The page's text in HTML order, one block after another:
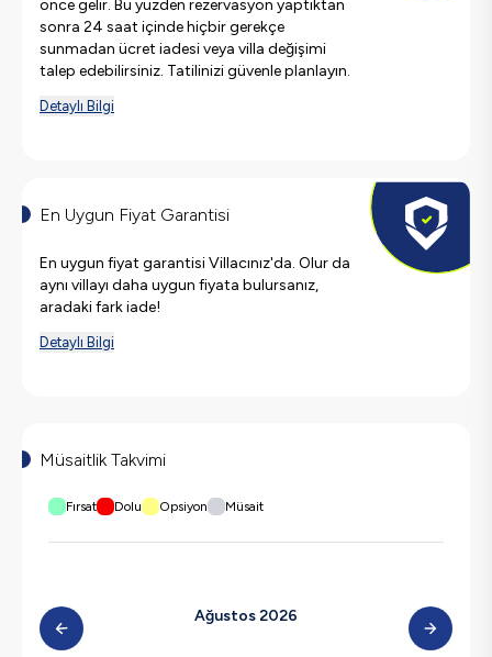
önce gelir. Bu yüzden rezervasyon yaptıktan
sonra 24 saat içinde hiçbir gerekçe
sunmadan ücret iadesi veya villa değişimi
talep edebilirsiniz. Tatilinizi güvenle planlayın.
Detaylı Bilgi
En Uygun Fiyat Garantisi
En uygun fiyat garantisi Villacınız'da. Olur da
aynı villayı daha uygun fiyata bulursanız,
aradaki fark iade!
Detaylı Bilgi
Müsaitlik Takvimi
Fırsat Dolu Opsiyon Müsait
Ağustos 2026